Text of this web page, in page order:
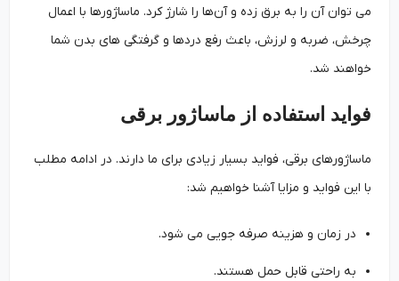
می توان آن را به برق زده و آن‌ها را شارژ کرد. ماساژورها با اعمال
چرخش، ضربه و لرزش، باعث رفع دردها و گرفتگی های بدن شما
خواهند شد.
فواید استفاده از ماساژور برقی
ماساژورهای برقی، فواید بسیار زیادی برای ما دارند. در ادامه مطلب
با این فواید و مزایا آشنا خواهیم شد:
در زمان و هزینه صرفه جویی می شود.
به راحتی قابل حمل هستند.